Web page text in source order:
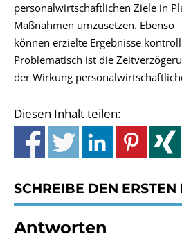
personalwirtschaftlichen Ziele in
Maßnahmen umzusetzen. Ebenso
können erzielte Ergebnisse
Problematisch ist die
der Wirkung
Diesen Inhalt teilen:
SCHREIBE DEN
Antworten